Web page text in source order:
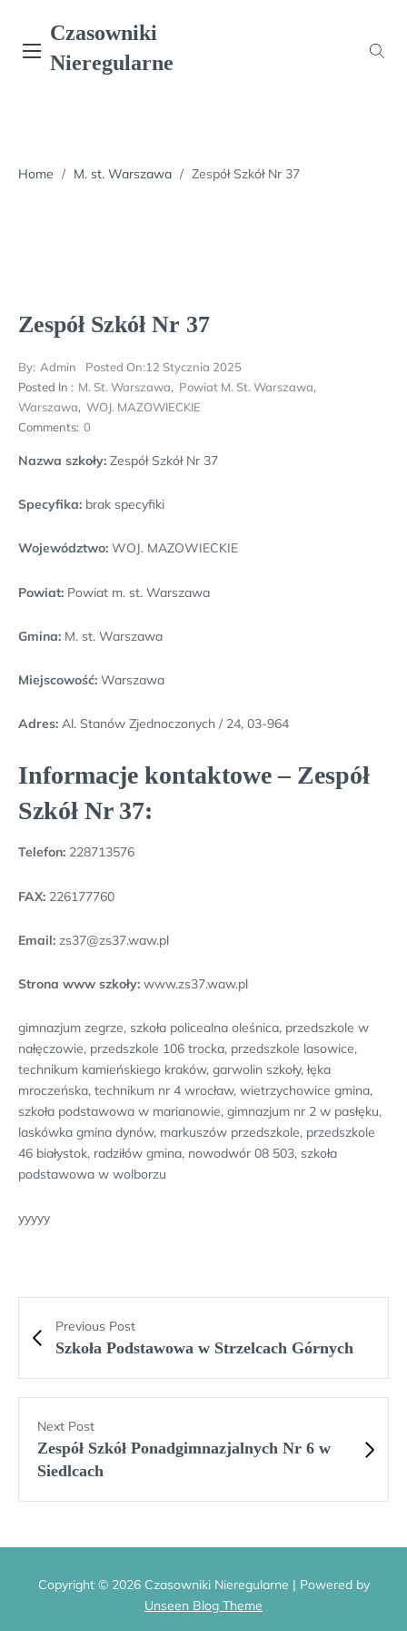
content
Czasowniki
Nieregularne
Home / M. st. Warszawa / Zespół Szkół Nr 37
Zespół Szkół Nr 37
By: Admin Posted On:12 Stycznia 2025
Posted In : M. St. Warszawa, Powiat M. St. Warszawa,
Warszawa, WOJ. MAZOWIECKIE
Comments: 0
Nazwa szkoły: Zespół Szkół Nr 37
Specyfika: brak specyfiki
Województwo: WOJ. MAZOWIECKIE
Powiat: Powiat m. st. Warszawa
Gmina: M. st. Warszawa
Miejscowość: Warszawa
Adres: Al. Stanów Zjednoczonych / 24, 03-964
Informacje kontaktowe – Zespół
Szkół Nr 37:
Telefon: 228713576
FAX: 226177760
Email: zs37@zs37.waw.pl
Strona www szkoły: www.zs37.waw.pl
gimnazjum zegrze, szkoła policealna oleśnica, przedszkole w
nałęczowie, przedszkole 106 trocka, przedszkole lasowice,
technikum kamieńskiego kraków, garwolin szkoły, łęka
mroczeńska, technikum nr 4 wrocław, wietrzychowice gmina,
szkoła podstawowa w marianowie, gimnazjum nr 2 w pasłęku,
laskówka gmina dynów, markuszów przedszkole, przedszkole
46 białystok, radziłów gmina, nowodwór 08 503, szkoła
podstawowa w wolborzu
yyyyy
Previous Post
Szkoła Podstawowa w Strzelcach Górnych
Next Post
Zespół Szkół Ponadgimnazjalnych Nr 6 w
Siedlcach
Copyright © 2026 Czasowniki Nieregularne | Powered by
Unseen Blog Theme